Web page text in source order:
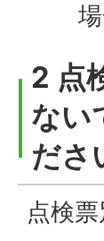
2 点
ない
ださ
点検